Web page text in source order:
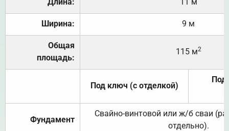
Ширина: 9 м
Общая
площадь:
115 м2
Под ключ (с отделкой)
Под
Фундамент
Свайно-винтовой или ж/б сваи
отдельно).